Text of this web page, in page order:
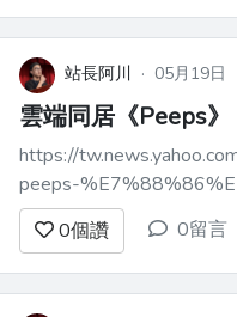
站長阿川 · 05月19日
雲端同居《Peeps》
https://
peeps-
0個讚 0留言